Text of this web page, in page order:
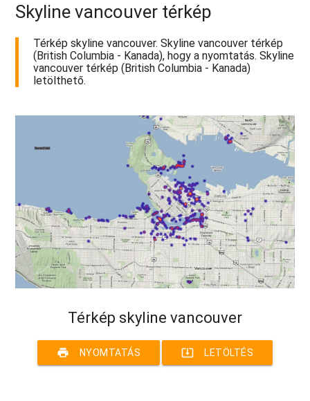
Skyline vancouver térkép
Térkép skyline vancouver. Skyline vancouver térkép
(British Columbia - Kanada), hogy a nyomtatás. Skyline
vancouver térkép (British Columbia - Kanada)
letölthető.
Térkép skyline vancouver
print NYOMTATÁS system_update_alt LETÖLTÉS